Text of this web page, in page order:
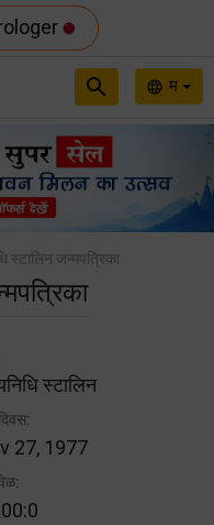
language म
search
स्टालिन जन्मपत्रिका
स्टालिन
27, 1977